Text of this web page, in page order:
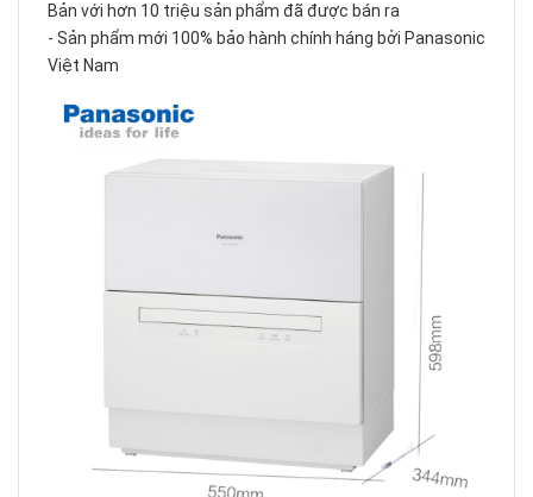
Bản với hơn 10 triệu sản phẩm đã được bán ra
- Sản phẩm mới 100% bảo hành chính háng bởi Panasonic
Việt Nam